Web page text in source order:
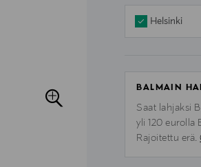
Helsinki
BALMAIN
Saat lahjaksi
yli 120
Rajoitettu erä.